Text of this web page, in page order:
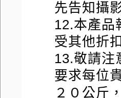
先告知攝
12.本產品
受其他折
13.敬請注
要求每位
２０公斤